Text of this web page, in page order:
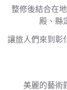
整修後結合在
殿、縣
讓旅人們來到彰
美麗的藝術